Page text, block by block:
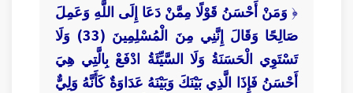
﴿ وَمَنْ أَحْسَنُ قَوْلًا مِمَّنْ دَعَا إِلَى اللَّهِ وَعَمِلَ
صَالِحًا وَقَالَ إِنَّنِي مِنَ الْمُسْلِمِينَ (33) وَلَا
تَسْتَوِي الْحَسَنَةُ وَلَا السَّيِّئَةُ ادْفَعْ بِالَّتِي هِيَ
أَحْسَنُ فَإِذَا الَّذِي بَيْنَكَ وَبَيْنَهُ عَدَاوَةٌ كَأَنَّهُ وَلِيٌّ